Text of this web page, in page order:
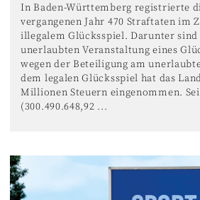
In Baden-Württemberg registrierte
vergangenen Jahr 470 Straftaten im
illegalem Glücksspiel. Darunter sind
unerlaubten Veranstaltung eines
wegen der Beteiligung am
dem legalen Glücksspiel hat das
Millionen Steuern eingenommen.
(300.490.648,92 ...